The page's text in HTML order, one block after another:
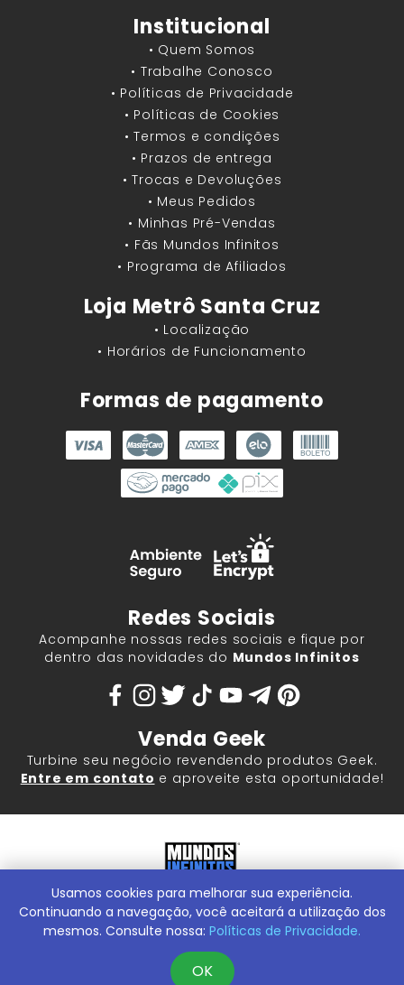
Institucional
• Quem Somos
• Trabalhe Conosco
• Políticas de Privacidade
• Políticas de Cookies
• Termos e condições
• Prazos de entrega
• Trocas e Devoluções
• Meus Pedidos
• Minhas Pré-Vendas
• Fãs Mundos Infinitos
• Programa de Afiliados
Loja Metrô Santa Cruz
• Localização
• Horários de Funcionamento
Formas de pagamento
Redes Sociais
Acompanhe nossas redes sociais e fique por
dentro das novidades do Mundos Infinitos
Venda Geek
Turbine seu negócio revendendo produtos Geek.
Entre em contato e aproveite esta oportunidade!
Mundos Infinitos - Publicações e Geek Store |ContentStuff
Publicações e Assinaturas Ltda. CNPJ - 05.859.917/0001-60.
Conheça nossa Loja Física:Rua Machado Bitencourt, 291 -
Usamos cookies para melhorar sua experiência.
Continuando a navegação, você aceitará a utilização dos
mesmos. Consulte nossa: Políticas de Privacidade.
OK